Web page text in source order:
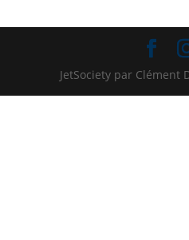
JetSociety par Clément